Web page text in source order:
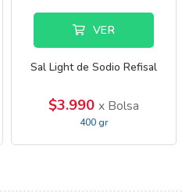
VER
Sal Light de Sodio Refisal
$3.990 x Bolsa
400 gr